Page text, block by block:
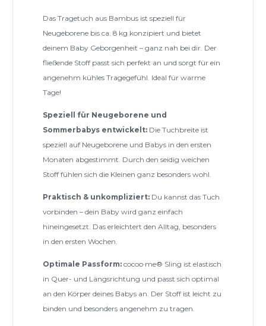
Das Tragetuch aus Bambus ist speziell für
Neugeborene bis ca. 8 kg konzipiert und bietet
deinem Baby Geborgenheit – ganz nah bei dir. Der
fließende Stoff passt sich perfekt an und sorgt für ein
angenehm kühles Tragegefühl. Ideal für warme
Tage!
Speziell für Neugeborene und
Sommerbabys entwickelt: Die Tuchbreite ist
speziell auf Neugeborene und Babys in den ersten
Monaten abgestimmt. Durch den seidig weichen
Stoff fühlen sich die Kleinen ganz besonders wohl.
Praktisch & unkompliziert: Du kannst das Tuch
vorbinden – dein Baby wird ganz einfach
hineingesetzt. Das erleichtert den Alltag, besonders
in den ersten Wochen.
Optimale Passform: cocoo·me® Sling ist elastisch
in Quer- und Längsrichtung und passt sich optimal
an den Körper deines Babys an. Der Stoff ist leicht zu
binden und besonders angenehm zu tragen.